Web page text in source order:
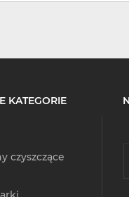
KATEGORIE
czyszczące